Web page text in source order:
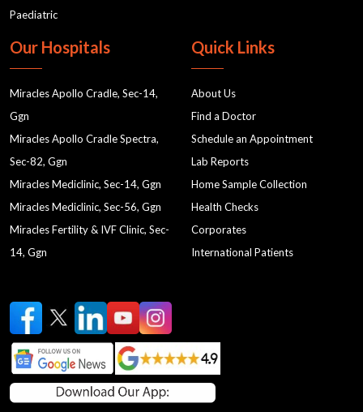
Paediatric
Our Hospitals
Miracles Apollo Cradle, Sec-14,
Ggn
Miracles Apollo Cradle Spectra,
Sec-82, Ggn
Miracles Mediclinic, Sec-14, Ggn
Miracles Mediclinic, Sec-56, Ggn
Miracles Fertility & IVF Clinic, Sec-
14, Ggn
Quick Links
About Us
Find a Doctor
Schedule an Appointment
Lab Reports
Home Sample Collection
Health Checks
Corporates
International Patients